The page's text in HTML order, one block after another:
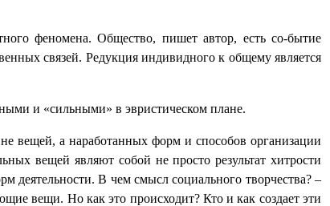
феномена. Общество, пишет автор, есть со-бытие
связей. Редукция индивидного к общему является
и «сильными» в эвристическом плане.
вещей, а наработанных форм и способов организации
вещей являют собой не просто результат хитрости
деятельности. В чем смысл социального творчества? –
вещи. Но как это происходит? Кто и как создает эти